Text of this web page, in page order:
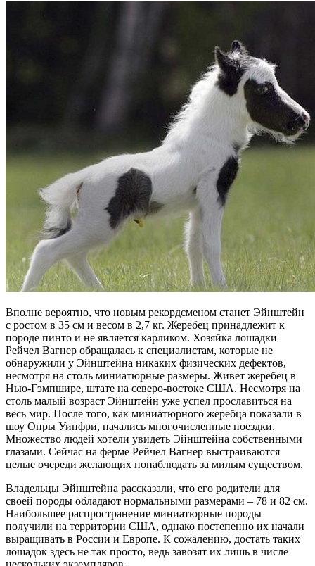
Вполне вероятно, что новым рекордсменом станет Эйнштейн
с ростом в 35 см и весом в 2,7 кг. Жеребец принадлежит к
породе пинто и не является карликом. Хозяйка лошадки
Рейчел Вагнер обращалась к специалистам, которые не
обнаружили у Эйнштейна никаких физических дефектов,
несмотря на столь миниатюрные размеры. Живет жеребец в
Нью-Гэмпшире, штате на северо-востоке США. Несмотря на
столь малый возраст Эйнштейн уже успел прославиться на
весь мир. После того, как миниатюрного жеребца показали в
шоу Опры Уинфри, начались многочисленные поездки.
Множество людей хотели увидеть Эйнштейна собственными
глазами. Сейчас на ферме Рейчел Вагнер выстраиваются
целые очереди желающих понаблюдать за милым существом.
Владельцы Эйнштейна рассказали, что его родители для
своей породы обладают нормальными размерами – 78 и 82 см.
Наибольшее распространение миниатюрные породы
получили на территории США, однако постепенно их начали
выращивать в России и Европе. К сожалению, достать таких
лошадок здесь не так просто, ведь завозят их лишь в числе